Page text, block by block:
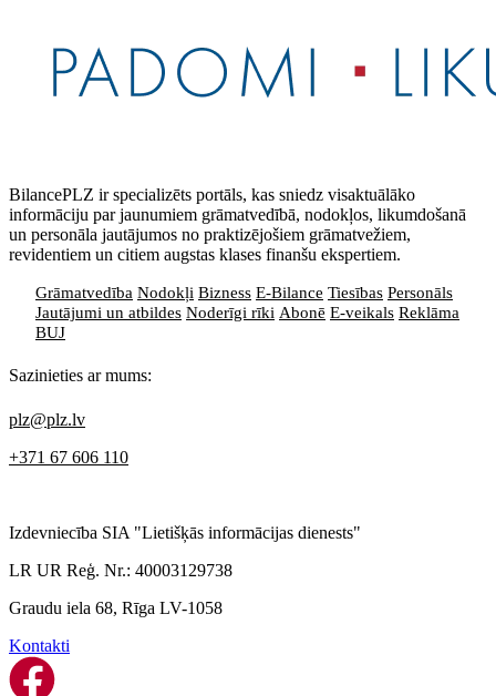
BilancePLZ ir specializēts portāls, kas sniedz visaktuālāko
informāciju par jaunumiem grāmatvedībā, nodokļos, likumdošanā
un personāla jautājumos no praktizējošiem grāmatvežiem,
revidentiem un citiem augstas klases finanšu ekspertiem.
Grāmatvedība Nodokļi Bizness E-Bilance Tiesības Personāls
Jautājumi un atbildes Noderīgi rīki Abonē E-veikals Reklāma
BUJ
Sazinieties ar mums:
plz@plz.lv
+371 67 606 110
Izdevniecība SIA "Lietišķās informācijas dienests"
LR UR Reģ. Nr.: 40003129738
Graudu iela 68, Rīga LV-1058
Kontakti